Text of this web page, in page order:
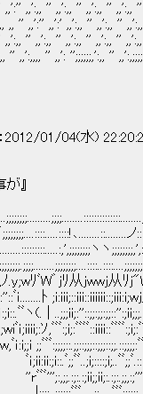
,,':'' ,,':,, '' ,,':,, '' ,,':,, ''
',, ,, '' ,,':'' ,,':' ,,':,, '' ,,':,, ''
,,':,, '' ,,':,, '' ,,':,, '' ,,':,, ''
'' ,,':,,,, '' ,,': '';;;;;;,':,, ''
2012/01/04(水)
』
........::........ノ
ヽヽ
jﾘ从jwwj从ﾘj"Wﾞﾘ
从ﾘj
| .)
::iiii::ﾞﾞﾞﾞ:;i;:ﾞﾞﾞ,ｿ
ﾞﾞﾞ;;
ﾞﾞ;;ﾞ
ﾞﾞ